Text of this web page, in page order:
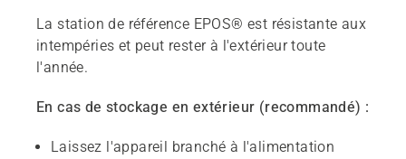
La station de référence EPOS® est résistante aux
intempéries et peut rester à l'extérieur toute
l'année.
En cas de stockage en extérieur (recommandé) :
Laissez l'appareil branché à l'alimentation